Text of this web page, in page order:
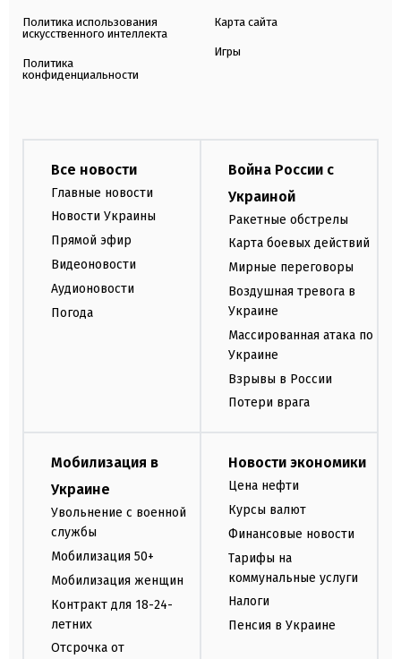
Политика использования
искусственного интеллекта
Политика
конфиденциальности
Карта сайта
Игры
Все новости
Главные новости
Новости Украины
Прямой эфир
Видеоновости
Аудионовости
Погода
Война России с
Украиной
Ракетные обстрелы
Карта боевых действий
Мирные переговоры
Воздушная тревога в
Украине
Массированная атака по
Украине
Взрывы в России
Потери врага
Мобилизация в
Украине
Увольнение с военной
службы
Мобилизация 50+
Мобилизация женщин
Контракт для 18-24-
летних
Отсрочка от
Новости экономики
Цена нефти
Курсы валют
Финансовые новости
Тарифы на
коммунальные услуги
Налоги
Пенсия в Украине